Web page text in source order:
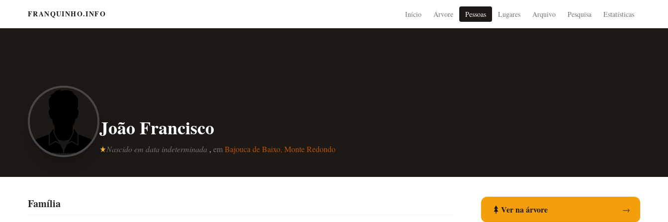
FRANQUINHO.INFO Início Árvore Pessoas Lugares Arquivo Pesquisa Estatísticas
João Francisco
Nascido em data indeterminada , emBajouca de Baixo, Monte Redondo
Família Ver na árvore →